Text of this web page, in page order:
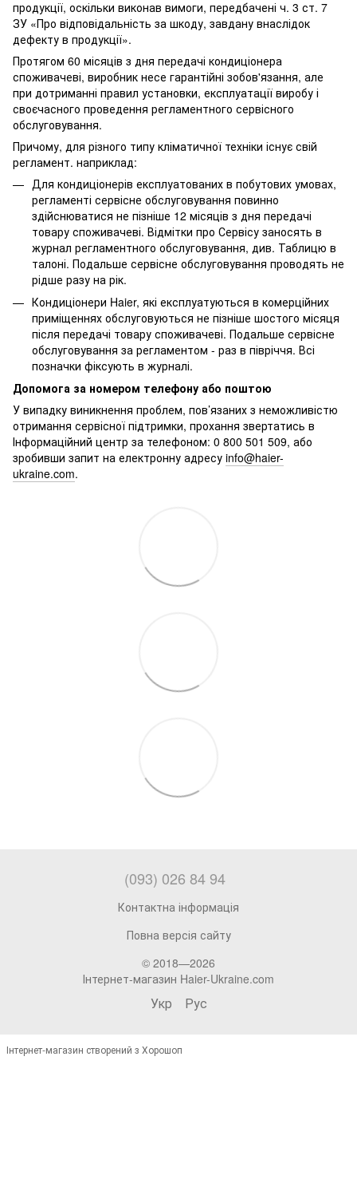
продукції, оскільки виконав вимоги, передбачені ч. 3 ст. 7
ЗУ «Про відповідальність за шкоду, завдану внаслідок
дефекту в продукції».
Протягом 60 місяців з дня передачі кондиціонера
споживачеві, виробник несе гарантійні зобов'язання, але
при дотриманні правил установки, експлуатації виробу і
своєчасного проведення регламентного сервісного
обслуговування.
Причому, для різного типу кліматичної техніки існує свій
регламент. наприклад:
Для кондиціонерів експлуатованих в побутових умовах,
регламенті сервісне обслуговування повинно
здійснюватися не пізніше 12 місяців з дня передачі
товару споживачеві. Відмітки про Сервісу заносять в
журнал регламентного обслуговування, див. Таблицю в
талоні. Подальше сервісне обслуговування проводять не
рідше разу на рік.
Кондиціонери Haier, які експлуатуються в комерційних
приміщеннях обслуговуються не пізніше шостого місяця
після передачі товару споживачеві. Подальше сервісне
обслуговування за регламентом - раз в півріччя. Всі
позначки фіксують в журналі.
Допомога за номером телефону або поштою
У випадку виникнення проблем, пов’язаних з неможливістю
отримання сервісної підтримки, прохання звертатись в
Інформаційний центр за телефоном: 0 800 501 509, або
зробивши запит на електронну адресу info@haier-
ukraine.com.
(093) 026 84 94
Контактна інформація
Повна версія сайту
© 2018—2026
Інтернет-магазин Haier-Ukraine.com
Укр Рус
Інтернет-магазин створений з Хорошоп